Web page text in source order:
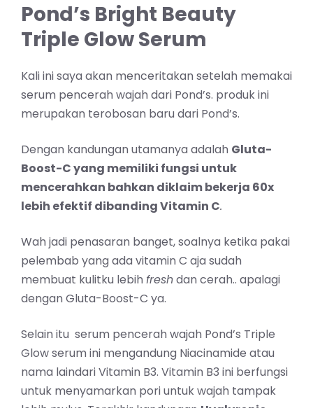
Pond’s Bright Beauty
Triple Glow Serum
Kali ini saya akan menceritakan setelah memakai
serum pencerah wajah dari Pond’s. produk ini
merupakan terobosan baru dari Pond’s.
Dengan kandungan utamanya adalah Gluta-
Boost-Cyang memiliki fungsi untuk
mencerahkan bahkan diklaim bekerja 60x
lebih efektif dibanding Vitamin C.
Wah jadi penasaran banget, soalnya ketika pakai
pelembab yang ada vitamin C aja sudah
membuat kulitku lebih freshdan cerah.. apalagi
dengan Gluta-Boost-C ya.
Selain itu serum pencerah wajah Pond’s Triple
Glow serum ini mengandung Niacinamide atau
nama laindari Vitamin B3. Vitamin B3 ini berfungsi
untuk menyamarkan pori untuk wajah tampak